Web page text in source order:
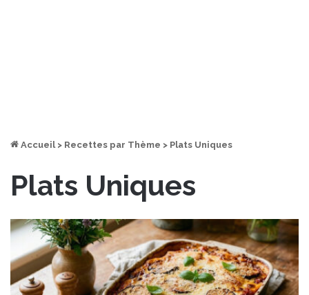
Accueil > Recettes par Thème > Plats Uniques
Plats Uniques